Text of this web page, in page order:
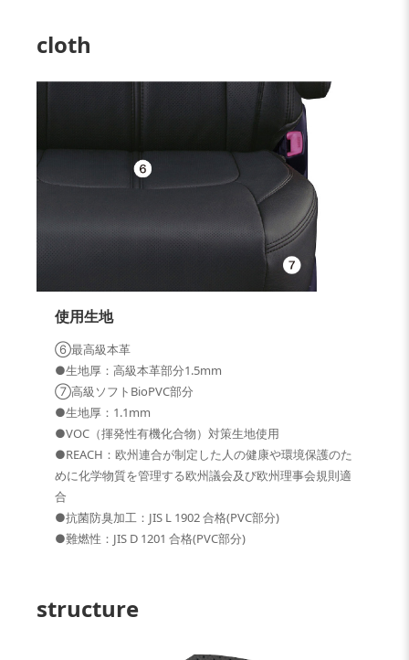
cloth
使用生地
⑥最高級本革
●生地厚：高級本革部分1.5mm
⑦高級ソフトBioPVC部分
●生地厚：1.1mm
●VOC（揮発性有機化合物）対策生地使用
●REACH：欧州連合が制定した人の健康や環境保護のた
めに化学物質を管理する欧州議会及び欧州理事会規則適
合
●抗菌防臭加工：JIS L 1902 合格(PVC部分)
●難燃性：JIS D 1201 合格(PVC部分)
structure